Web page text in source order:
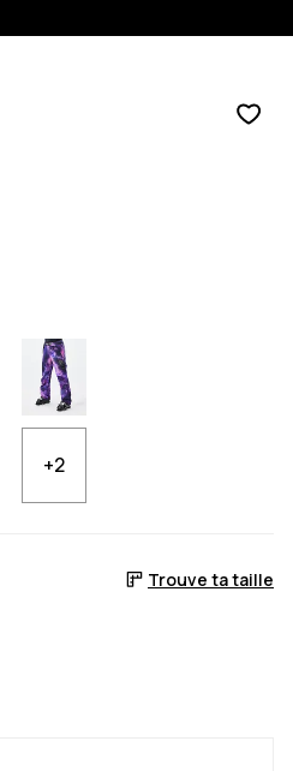
produits
+2
Trouve ta taille